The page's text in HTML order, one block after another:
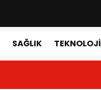
SAĞLIK TEKNOLOJI